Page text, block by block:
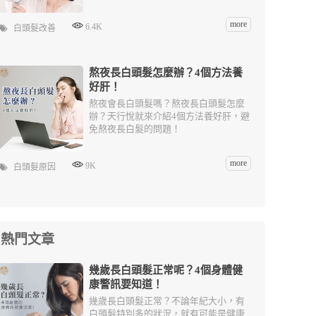
白頭髮改善 6.4K more
熬夜長白頭髮怎麼辦？4個方法養
好肝！
熬夜會長白頭髮嗎？熬夜長白頭髮怎麼
辦？天行悅就來介紹4個方法養好肝，避
免熬夜長白髮的問題！
白頭髮原因 9K more
熱門文章
幾歲長白頭髮正常呢？4個身體健
康警訊要知道！
幾歲長白頭髮正常？不論年紀大小，有
白頭髮特別多的狀況，就有可能是健康